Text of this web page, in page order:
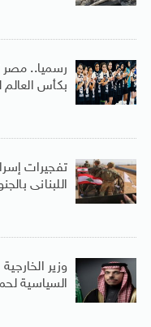
رسميا.. مصر
بكأس العالم
تفجيرات
اللبنانى
وزير
السياسية